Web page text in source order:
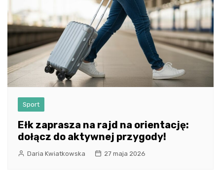
Sport
Ełk zaprasza na rajd na orientację:
dołącz do aktywnej przygody!
Daria Kwiatkowska 27 maja 2026